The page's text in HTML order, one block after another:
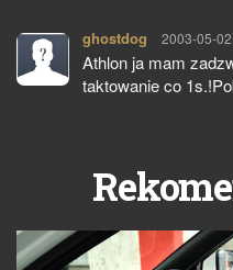
ghostdog pisze:
2003-05-02
Athlon ja mam
taktowanie co